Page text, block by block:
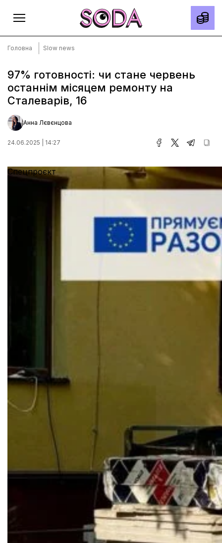
Головна
Тексти
Спецпроєкти
Slow news
Про нас
Редакційна політика
Правила використання матеріалів
Головна Slow news
97% готовності: чи стане червень
останнім місяцем ремонту на
Сталеварів, 16
Анна Лєвєнцова
24.06.2025 | 14:27
Спецпроєкт